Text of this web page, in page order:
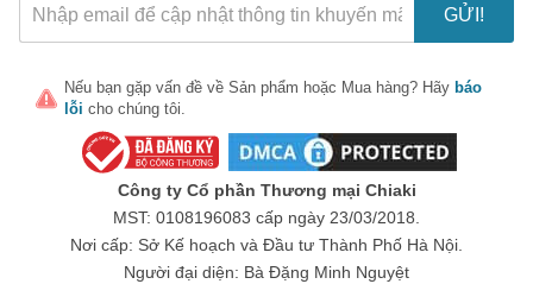
GỬI!
Nếu bạn gặp vấn đề về Sản phẩm hoặc Mua hàng? Hãy báo
lỗi cho chúng tôi.
Công ty Cổ phần Thương mại Chiaki
MST: 0108196083 cấp ngày 23/03/2018.
Nơi cấp: Sở Kế hoạch và Đầu tư Thành Phố Hà Nội.
Người đại diện: Bà Đặng Minh Nguyệt